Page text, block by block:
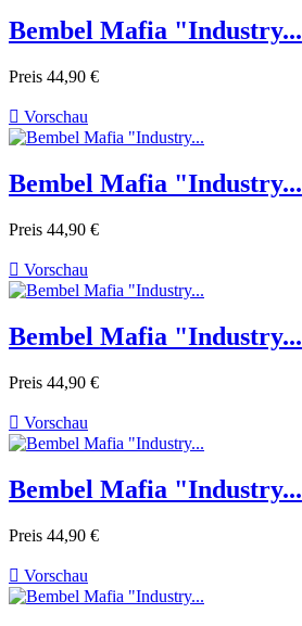
Bembel Mafia "Industry...
Preis 44,90 €
 Vorschau
Bembel Mafia "Industry...
Preis 44,90 €
 Vorschau
Bembel Mafia "Industry...
Preis 44,90 €
 Vorschau
Bembel Mafia "Industry...
Preis 44,90 €
 Vorschau